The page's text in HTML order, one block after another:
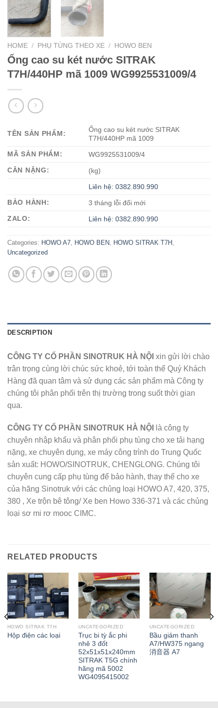
HOME / PHỤ TÙNG THEO XE / HOWO BEN
Ống cao su két nước SITRAK
T7H/440HP mã 1009 WG9925531009/4
TÊN SẢN PHẨM:
Ống cao su két nước SITRAK
T7H/440HP mã 1009
MÃ SẢN PHẨM:
WG9925531009/4
CÂN NẶNG:
(kg)
Liên hệ: 0382.890.990
BẢO HÀNH:
3 tháng lỗi đổi mới
ZALO:
Liên hệ: 0382.890.990
Categories: HOWO A7, HOWO BEN, HOWO SITRAK T7H ,
Uncategorized
DESCRIPTION
CÔNG TY CỔ PHẦN SINOTRUK HÀ NỘI xin gửi lời chào
trân trọng cùng lời chúc sức khoẻ, tới toàn thể Quý Khách
Hàng đã quan tâm và sử dụng các sản phẩm mà Công ty
chúng tôi phân phối trên thị trường trong suốt thời gian
qua.
CÔNG TY CỔ PHẦN SINOTRUK HÀ NỘI
là công ty
chuyên nhập khẩu và phân phối phụ tùng cho xe tải hạng
nặng, xe chuyên dụng, xe máy công trình do Trung Quốc
sản xuất: HOWO/SINOTRUK, CHENGLONG. Chúng tôi
chuyên cung cấp phụ tùng để bảo hành, thay thế cho xe
của hãng Sinotruk với các chủng loại HOWO A7, 420, 375,
380 , Xe trộn bê tông/ Xe ben Howo 336-371 và các chủng
loại sơ mi rơ mooc CIMC.
RELATED PRODUCTS
HOWO SITRAK T7H
Hộp điện các loại
UNCATEGORIZED
Trục bi tỳ ắc phi
nhê 3 đốt
52x51x51x240mm
SITRAK T5G chính
hãng mã 5002
WG4095415002
UNCATEGORIZED
Bầu giảm thanh
A7/HW375 ngang
消音器 A7